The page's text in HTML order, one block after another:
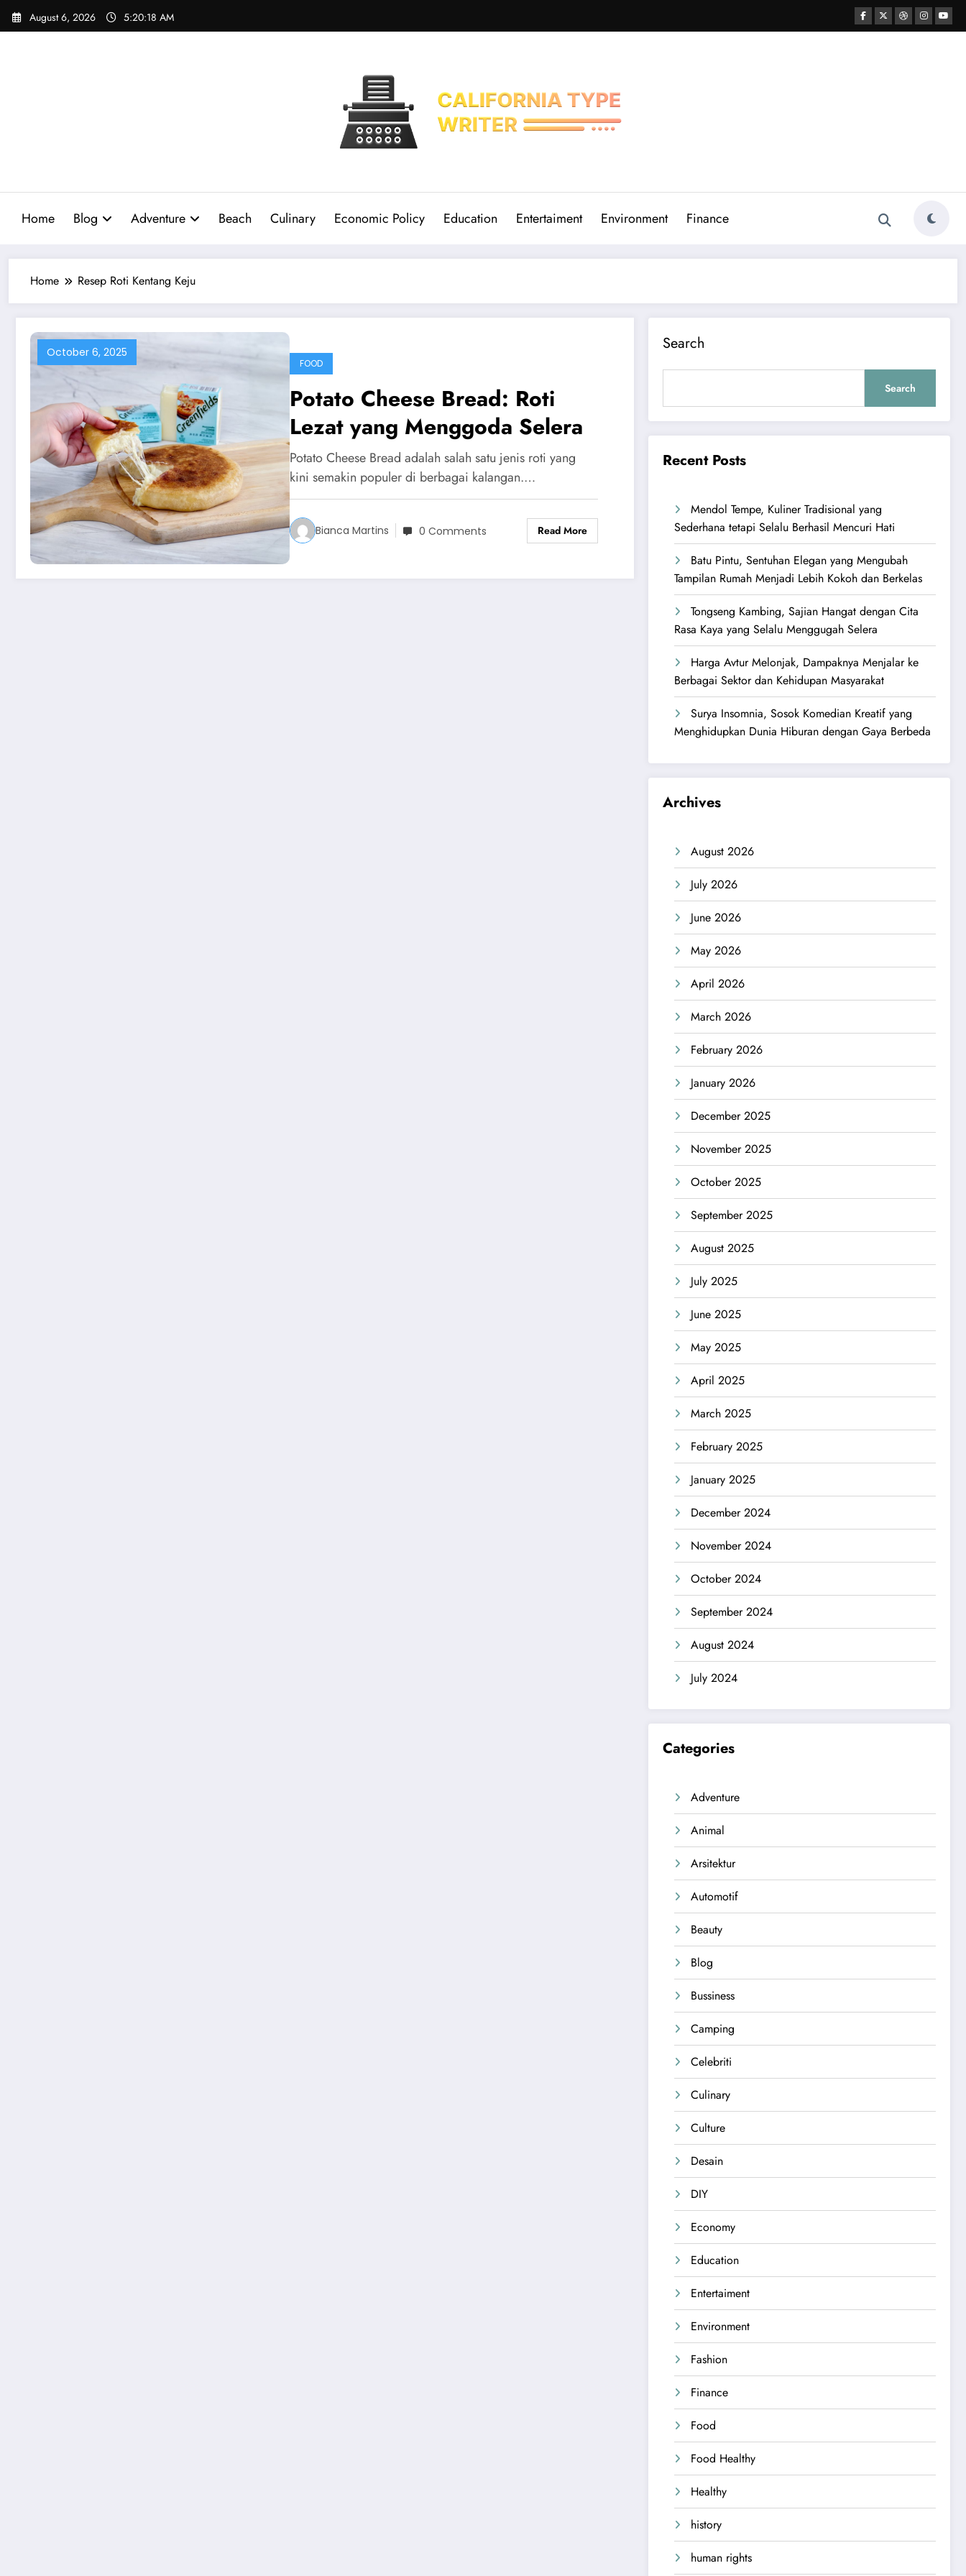
Skip
August 6, 2026 5:20:19 AM
Home Blog Adventure Beach Culinary Economic Policy Education Entertaiment Environment Finance
Home Resep Roti Kentang Keju
October 6, 2025
FOOD
Potato Cheese Bread: Roti
Lezat yang Menggoda Selera
Potato Cheese Bread adalah salah satu jenis roti yang
kini semakin populer di berbagai kalangan.…
Bianca Martins 0 Comments Read More
Search
Search
Recent Posts
Mendol Tempe, Kuliner Tradisional yang
Sederhana tetapi Selalu Berhasil Mencuri Hati
Batu Pintu, Sentuhan Elegan yang Mengubah
Tampilan Rumah Menjadi Lebih Kokoh dan Berkelas
Tongseng Kambing, Sajian Hangat dengan Cita
Rasa Kaya yang Selalu Menggugah Selera
Harga Avtur Melonjak, Dampaknya Menjalar ke
Berbagai Sektor dan Kehidupan Masyarakat
Surya Insomnia, Sosok Komedian Kreatif yang
Menghidupkan Dunia Hiburan dengan Gaya Berbeda
Archives
August 2026
July 2026
June 2026
May 2026
April 2026
March 2026
February 2026
January 2026
December 2025
November 2025
October 2025
September 2025
August 2025
July 2025
June 2025
May 2025
April 2025
March 2025
February 2025
January 2025
December 2024
November 2024
October 2024
September 2024
August 2024
July 2024
Categories
Adventure
Animal
Arsitektur
Automotif
Beauty
Blog
Bussiness
Camping
Celebriti
Culinary
Culture
Desain
DIY
Economy
Education
Entertaiment
Environment
Fashion
Finance
Food
Food Healthy
Healthy
history
human rights